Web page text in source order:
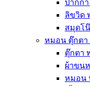
ปากกา
ลิขวิด
สมุดโ
หมอน ตุ๊กตา
ตุ๊กตา
ผ้าขน
หมอน